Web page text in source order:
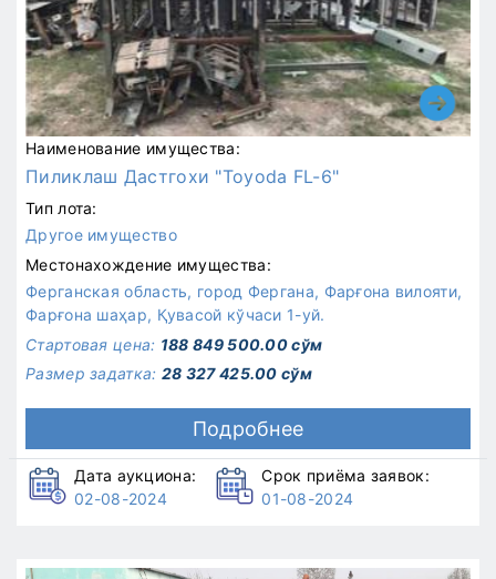
Наименование имущества:
Пиликлаш Дастгохи "Toyoda FL-6"
Тип лота:
Другое имущество
Местонахождение имущества:
Ферганская область, город Фергана, Фарғона вилояти,
Фарғона шаҳар, Қувасой кўчаси 1-уй.
Стартовая цена: 188 849 500.00 сўм
Размер задатка: 28 327 425.00 сўм
Подробнее
Дата аукциона:
02-08-2024
Срок приёма заявок:
01-08-2024